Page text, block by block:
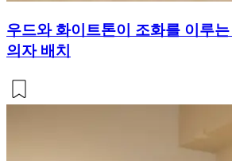
우드와 화이트톤이 조화를 이루
의자 배치